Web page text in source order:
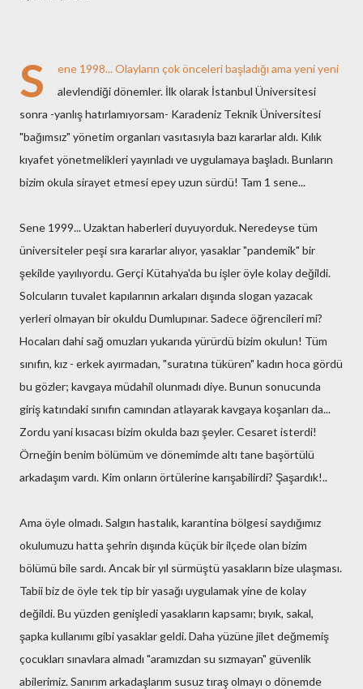
S
ene 1998... Olayların çok önceleri başladığı ama yeni yeni
alevlendiği dönemler. İlk olarak İstanbul Üniversitesi
sonra -yanlış hatırlamıyorsam- Karadeniz Teknik Üniversitesi
"bağımsız" yönetim organları vasıtasıyla bazı kararlar aldı. Kılık
kıyafet yönetmelikleri yayınladı ve uygulamaya başladı. Bunların
bizim okula sirayet etmesi epey uzun sürdü! Tam 1 sene...
Sene 1999... Uzaktan haberleri duyuyorduk. Neredeyse tüm
üniversiteler peşi sıra kararlar alıyor, yasaklar "pandemik" bir
şekilde yayılıyordu. Gerçi Kütahya'da bu işler öyle kolay değildi.
Solcuların tuvalet kapılarının arkaları dışında slogan yazacak
yerleri olmayan bir okuldu Dumlupınar. Sadece öğrencileri mi?
Hocaları dahi sağ omuzları yukarıda yürürdü bizim okulun! Tüm
sınıfın, kız - erkek ayırmadan, "suratına tüküren" kadın hoca gördü
bu gözler; kavgaya müdahil olunmadı diye. Bunun sonucunda
giriş katındaki sınıfın camından atlayarak kavgaya koşanları da...
Zordu yani kısacası bizim okulda bazı şeyler. Cesaret isterdi!
Örneğin benim bölümüm ve dönemimde altı tane başörtülü
arkadaşım vardı. Kim onların örtülerine karışabilirdi? Şaşardık!..
Ama öyle olmadı. Salgın hastalık, karantina bölgesi saydığımız
okulumuzu hatta şehrin dışında küçük bir ilçede olan bizim
bölümü bile sardı. Ancak bir yıl sürmüştü yasakların bize ulaşması.
Tabii biz de öyle tek tip bir yasağı uygulamak yine de kolay
değildi. Bu yüzden genişledi yasakların kapsamı; bıyık, sakal,
şapka kullanımı gibi yasaklar geldi. Daha yüzüne jilet değmemiş
çocukları sınavlara almadı "aramızdan su sızmayan" güvenlik
abilerimiz. Sanırım arkadaşlarım susuz tıraş olmayı o dönemde